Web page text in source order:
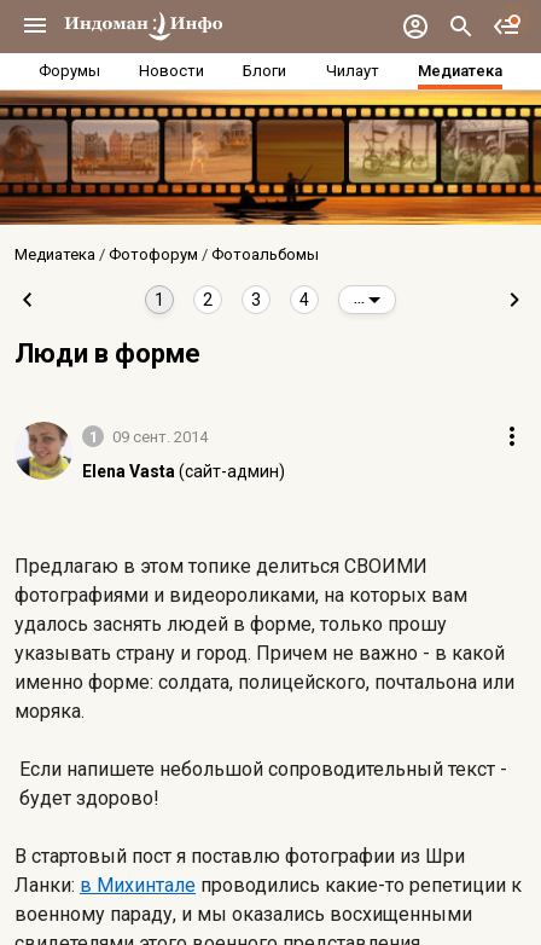
Форумы Новости Блоги Чилаут Медиатека
Медиатека Фотофорум Фотоальбомы
1 2 3 4
Люди в форме
1 09 сент. 2014
Elena Vasta (сайт-админ)
Предлагаю в этом топике делиться СВОИМИ
фотографиями и видеороликами, на которых вам
удалось заснять людей в форме, только прошу
указывать страну и город. Причем не важно - в какой
именно форме: солдата, полицейского, почтальона или
моряка.
Если напишете небольшой сопроводительный текст -
будет здорово!
В стартовый пост я поставлю фотографии из Шри
Ланки: в Михинтале проводились какие-то репетиции к
военному параду, и мы оказались восхищенными